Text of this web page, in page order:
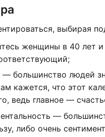
выбирая
женщины в 40 лет
— большинство людей
кажется, что этот
ведь главное —
—
либо очень